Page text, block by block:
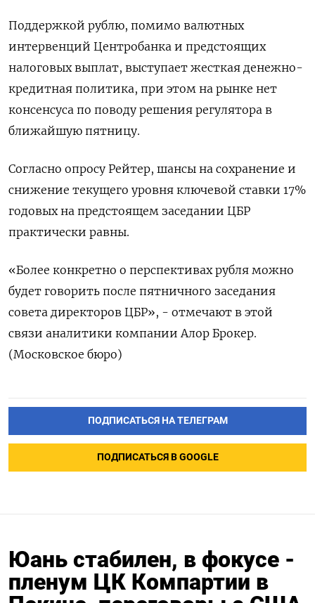
Поддержкой рублю, помимо валютных
интервенций Центробанка и предстоящих
налоговых выплат, выступает жесткая денежно-
кредитная политика, при этом на рынке нет
консенсуса по поводу решения регулятора в
ближайшую пятницу.
Согласно опросу Рейтер, шансы на сохранение и
снижение текущего уровня ключевой ставки 17%
годовых на предстоящем заседании ЦБР
практически равны.
«Более конкретно о перспективах рубля можно
будет говорить после пятничного заседания
совета директоров ЦБР», - отмечают в этой
связи аналитики компании Алор Брокер.
(Московское бюро)
ПОДПИСАТЬСЯ НА ТЕЛЕГРАМ
ПОДПИСАТЬСЯ В GOOGLE
Юань стабилен, в фокусе -
пленум ЦК Компартии в